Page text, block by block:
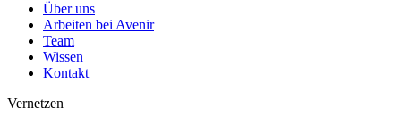
Über uns
Arbeiten bei Avenir
Team
Wissen
Kontakt
Vernetzen